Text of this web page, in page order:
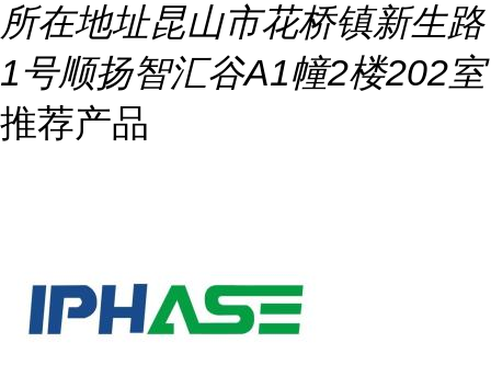
所在地址昆山市花桥镇新生路
1号顺扬智汇谷A1幢2楼202室
推荐产品